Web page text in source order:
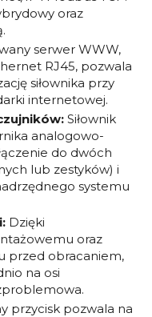
oraz
serwer WWW,
RJ45, pozwala
siłownika przy
internetowej.
Siłownik
analogowo-
do dwóch
lub zestyków) i
systemu
Dzięki
oraz
przed obracaniem,
na osi
przycisk pozwala na